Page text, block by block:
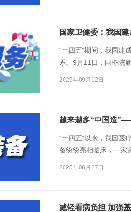
国家卫健委：我国
“十四五”期间，我国建
系。9月11日，国务院
2025年09月12日
越来越多“中国造
“十四五”以来，我国医
备纷纷亮相临床，一家
2025年08月27日
减轻看病负担 加强